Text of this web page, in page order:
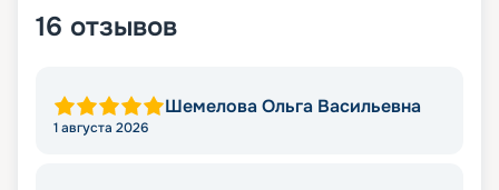
16 отзывов
Шемелова Ольга Васильевна
1 августа 2026